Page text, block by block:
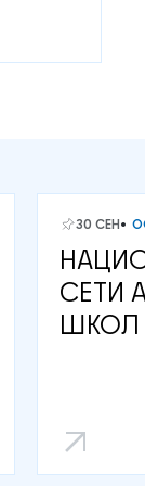
30 СЕН
СЕТИ
ШКОЛ